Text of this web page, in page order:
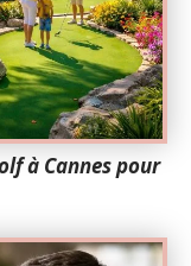
à Cannes pour